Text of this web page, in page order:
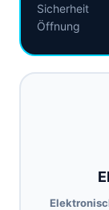
Sicherheit
Öffnung